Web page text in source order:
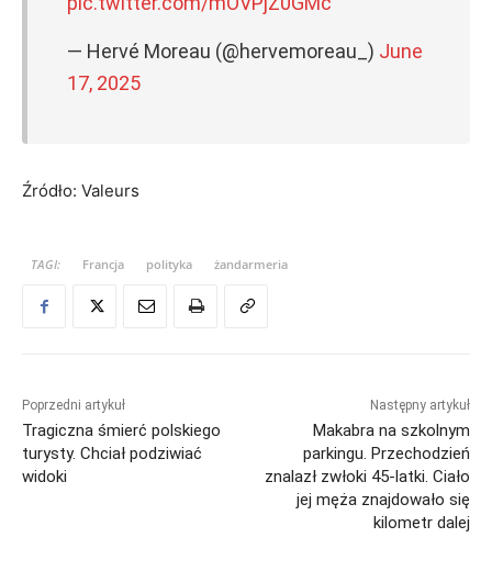
— Hervé Moreau (@hervemoreau_) June
17, 2025
Źródło: Valeurs
TAGI: Francja polityka żandarmeria
Poprzedni artykuł
Tragiczna śmierć polskiego
turysty. Chciał podziwiać
widoki
Następny artykuł
Makabra na szkolnym
parkingu. Przechodzień
znalazł zwłoki 45-latki. Ciało
jej męża znajdowało się
kilometr dalej